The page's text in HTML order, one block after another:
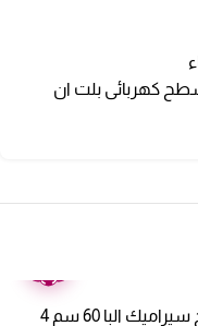
كهربائى بلت ان
سطح سيراميك البا 60 سم 4